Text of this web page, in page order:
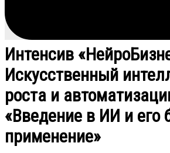
Интенсив
Искусственный
роста и
«Введение в ИИ и его
применение»